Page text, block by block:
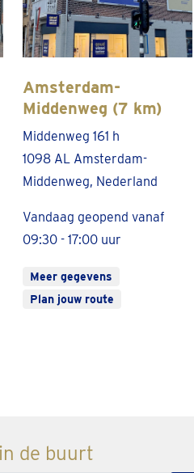
Amsterdam-
Middenweg (7 km)
Middenweg 161 h
1098 AL Amsterdam-
Middenweg, Nederland
Vandaag geopend vanaf
09:30 - 17:00 uur
Meer gegevens
Plan jouw route
de buurt